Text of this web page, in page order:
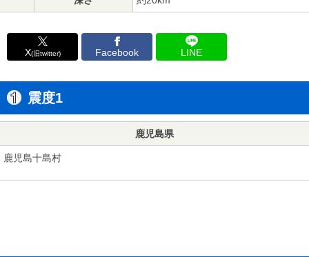
X(旧twitter) Facebook LINE
震度1
鹿児島県
鹿児島十島村